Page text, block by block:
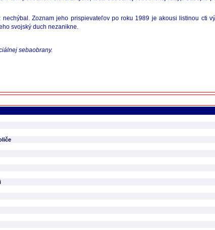
Zoznam jeho prispievateľov po roku 1989 je akousi listinou cti
svojský duch nezanikne.
sebaobrany.